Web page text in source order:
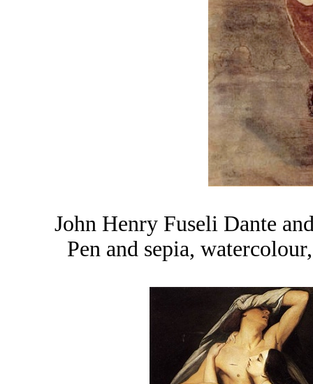
John Henry Fuseli Dante
Pen and sepia,